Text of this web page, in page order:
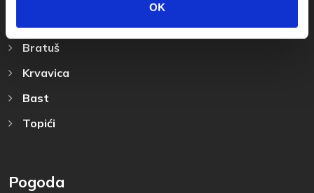
OK
Bratuš
Krvavica
Bast
Topići
Pogoda